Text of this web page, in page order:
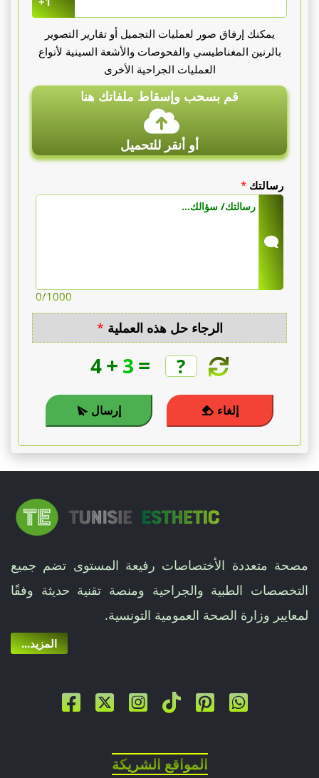
يمكنك إرفاق صور لعمليات التجميل أو تقارير التصوير
بالرنين المغناطيسي والفحوصات والأشعة السينية لأنواع
العمليات الجراحية الأخرى
قم بسحب وإسقاط ملفاتك هنا
أو أنقر للتحميل
رسالتك*
0/1000
* الرجاء حل هذه العملية
4+ 3 =
إلغاء إرسال
مصحة متعددة الأختصاصات رفيعة المستوى تضم جميع
التخصصات الطبية والجراحية ومنصة تقنية حديثة وفقًا
لمعايير وزارة الصحة العمومية التونسية.
...المزيد
المواقع الشريكة